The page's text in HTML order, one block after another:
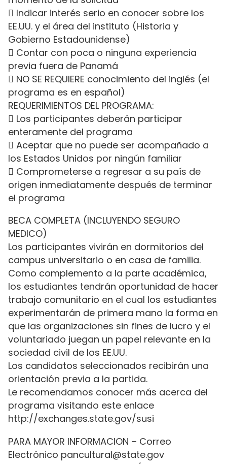
 Indicar interés serio en conocer sobre los
EE.UU. y el área del instituto (Historia y
Gobierno Estadounidense)
 Contar con poca o ninguna experiencia
previa fuera de Panamá
 NO SE REQUIERE conocimiento del inglés (el
programa es en español)
REQUERIMIENTOS DEL PROGRAMA:
 Los participantes deberán participar
enteramente del programa
 Aceptar que no puede ser acompañado a
los Estados Unidos por ningún familiar
 Comprometerse a regresar a su país de
origen inmediatamente después de terminar
el programa
BECA COMPLETA (INCLUYENDO SEGURO
MEDICO)
Los participantes vivirán en dormitorios del
campus universitario o en casa de familia.
Como complemento a la parte académica,
los estudiantes tendrán oportunidad de hacer
trabajo comunitario en el cual los estudiantes
experimentarán de primera mano la forma en
que las organizaciones sin fines de lucro y el
voluntariado juegan un papel relevante en la
sociedad civil de los EE.UU.
Los candidatos seleccionados recibirán una
orientación previa a la partida.
Le recomendamos conocer más acerca del
programa visitando este enlace
http://exchanges.state.gov/susi
PARA MAYOR INFORMACION – Correo
Electrónico pancultural@state.gov